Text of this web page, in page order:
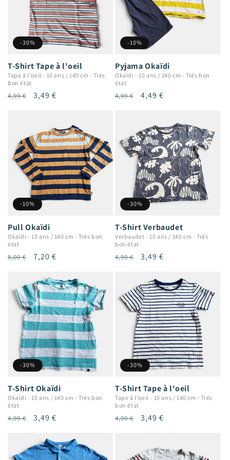
-30%
T-Shirt Tape à l'oeil
Tape à l'oeil - 10 ans / 140 cm -Trés
bon état
Prix
4,99 €
Prix
3,49 €
-10%
Pyjama Okaïdi
Okaïdi - 10 ans / 140 cm -Trés bon
état
Prix
4,99 €
Prix
4,49 €
-10%
Pull Okaïdi
Okaïdi - 10 ans / 140 cm -Trés bon
état
Prix
8,00 €
Prix
7,20 €
-30%
T-Shirt Verbaudet
Verbaudet - 10 ans / 140 cm -Trés
bon état
Prix
4,99 €
Prix
3,49 €
-30%
T-Shirt Okaïdi
Okaïdi - 10 ans / 140 cm -Trés bon
état
Prix
4,99 €
Prix
3,49 €
-30%
T-Shirt Tape à l'oeil
Tape à l'oeil - 10 ans / 140 cm -Trés
bon état
Prix
4,99 €
Prix
3,49 €